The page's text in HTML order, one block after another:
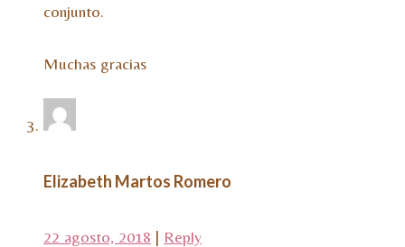
conjunto.
Muchas gracias
Elizabeth Martos Romero
22 agosto, 2018 | Reply